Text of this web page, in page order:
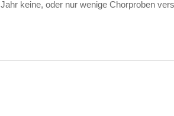
Jahr keine, oder nur wenige Chorproben